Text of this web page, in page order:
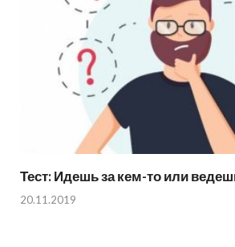
Тест: Идешь за кем-то или
20.11.2019